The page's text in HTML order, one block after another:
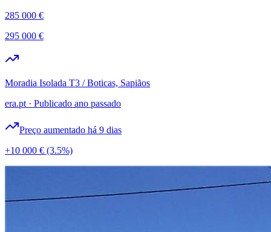
285 000 €
295 000 €
Moradia Isolada T3 / Boticas, Sapiãos
era.pt · Publicado ano passado
Preço aumentado há 9 dias
+10 000 € (3.5%)